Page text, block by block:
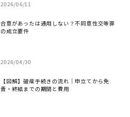
2026/06/11
合意があったは通用しない？不同意性交等罪
の成立要件
2026/04/30
【図解】破産手続きの流れ｜申立てから免
責・終結までの期間と費用